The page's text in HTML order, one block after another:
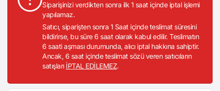
Siparişinizi verdikten sonra ilk 1 saat içinde iptal işlemi
yapılamaz.
Satıcı, siparişten sonra 1 Saat içinde teslimat süresini
bildirirse, bu süre 6 saat olarak kabul edilir. Teslimatın
6 saati aşması durumunda, alıcı iptal hakkına sahiptir.
Ancak, 6 saat içinde teslimat sözü veren satıcıların
satışları İPTAL EDİLEMEZ.